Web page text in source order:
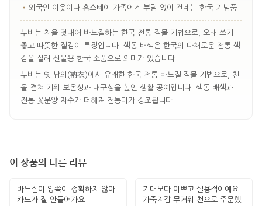
• 외국인 이웃이나 홈스테이 가족에게 부담 없이 건네는 한국 기념품
누비는 천을 덧대어 바느질하는 한국 전통 직물 기법으로, 오래 쓰기
좋고 따뜻한 질감이 특징입니다. 색동 배색은 한국의 다채로운 전통 색
감을 살려 선물용 한국 소품으로 의미가 있습니다.
누비는 옛 납의(衲衣)에서 유래한 한국 전통 바느질·직물 기법으로, 천
을 겹쳐 기워 보온성과 내구성을 높인 생활 공예입니다. 색동 배색과
전통 꽃문양 자수가 더해져 전통미가 강조됩니다.
이 상품의 다른 리뷰
바느질이 양쪽이 정확하지 않아
카드가 잘 안들어가요
기대보다 이쁘고 실용적이예요
가죽지갑 무거워 천으로 주문했